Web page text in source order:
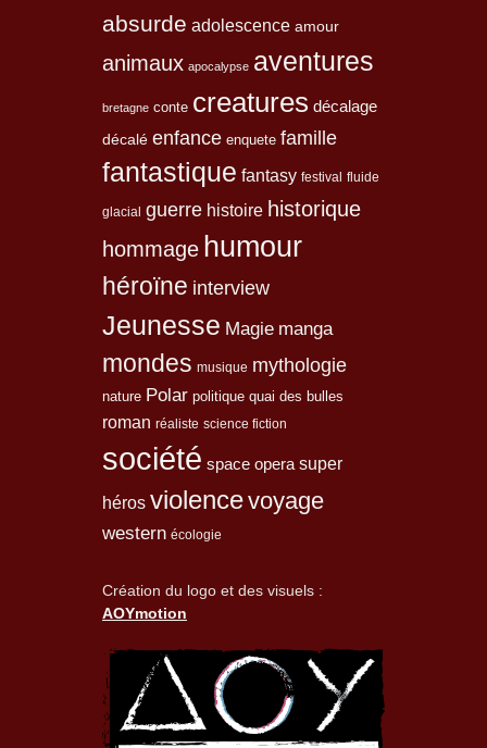
absurde adolescence amour
animaux apocalypse aventures
bretagne conte creatures décalage
décalé enfance enquete famille
fantastique fantasy festival fluide
glacial guerre histoire historique
hommage humour
héroïne interview
Jeunesse Magie manga
mondes musique mythologie
nature Polar politique quai des bulles
roman réaliste science fiction
société space opera super
héros violencevoyage
western écologie
Création du logo et des visuels :
AOYmotion